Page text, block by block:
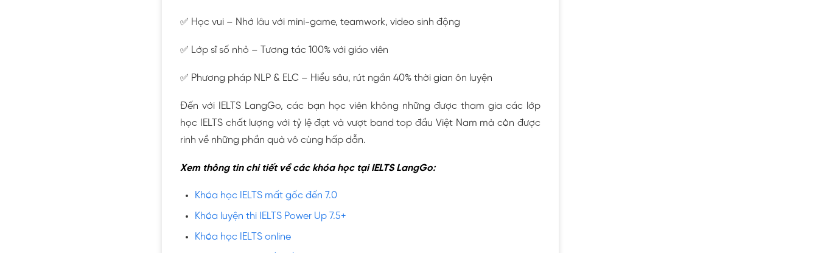
✅ Học vui – Nhớ lâu với mini-game, teamwork, video sinh động
✅ Lớp sĩ số nhỏ – Tương tác 100% với giáo viên
✅ Phương pháp NLP & ELC – Hiểu sâu, rút ngắn 40% thời gian ôn luyện
Đến với IELTS LangGo, các bạn học viên không những được tham gia các lớp
học IELTS chất lượng với tỷ lệ đạt và vượt band top đầu Việt Nam mà còn được
rinh về những phần quà vô cùng hấp dẫn.
Xem thông tin chi tiết về các khóa học tại IELTS LangGo:
Khóa học IELTS mất gốc đến 7.0
Khóa luyện thi IELTS Power Up 7.5+
Khóa học IELTS online